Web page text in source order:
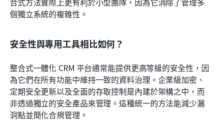
個獨立系統的複雜性。
安全性與專用工具相比如何？
整合式一體化 CRM 平台通常能提供更高等級的安全性，因
為它們在所有功能中維持一致的資料治理。企業級加密、
定期安全更新以及全面的存取控制是內建於架構之中，而
非透過獨立的安全產品來管理。這種統一的方法能減少漏
洞點並簡化合規管理。